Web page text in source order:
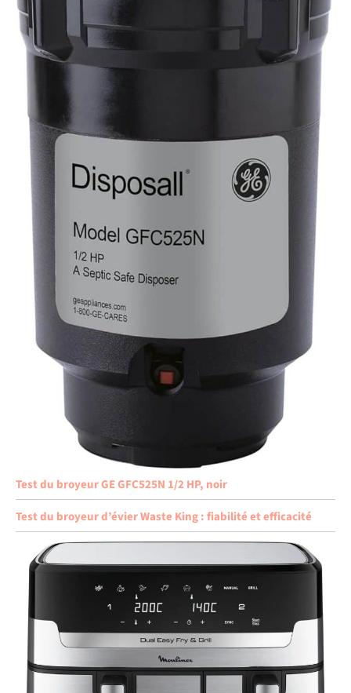
Test du broyeur GE GFC525N 1/2 HP, noir
Test du broyeur d’évier Waste King : fiabilité et efficacité